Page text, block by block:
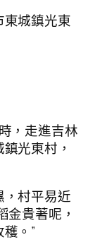
城鎮光東
，走進吉林
光東村，
村平易近
金貴著呢，
。”